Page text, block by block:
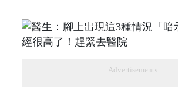
Advertisements